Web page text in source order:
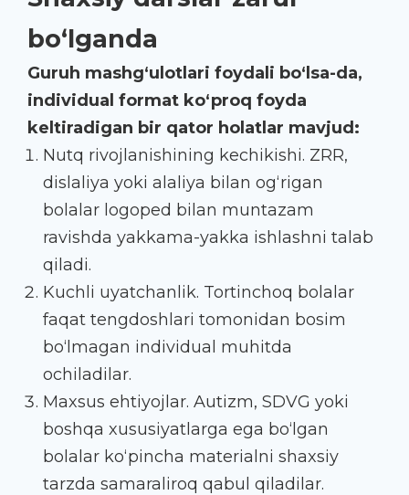
bo‘lganda
Guruh mashg‘ulotlari foydali bo‘lsa-da,
individual format ko‘proq foyda
keltiradigan bir qator holatlar mavjud:
Nutq rivojlanishining kechikishi. ZRR,
dislaliya yoki alaliya bilan og‘rigan
bolalar logoped bilan muntazam
ravishda yakkama-yakka ishlashni talab
qiladi.
Kuchli uyatchanlik. Tortinchoq bolalar
faqat tengdoshlari tomonidan bosim
bo‘lmagan individual muhitda
ochiladilar.
Maxsus ehtiyojlar. Autizm, SDVG yoki
boshqa xususiyatlarga ega bo‘lgan
bolalar ko‘pincha materialni shaxsiy
tarzda samaraliroq qabul qiladilar.